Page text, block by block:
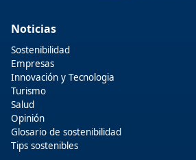
Noticias
Sostenibilidad
Empresas
Innovación y Tecnologia
Turismo
Salud
Opinión
Glosario de sostenibilidad
Tips sostenibles